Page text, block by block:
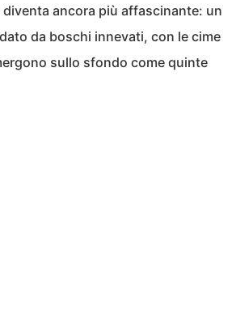
diventa ancora più affascinante: un
da boschi innevati, con le cime
sullo sfondo come quinte